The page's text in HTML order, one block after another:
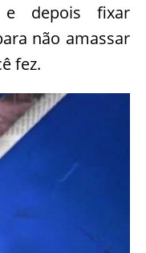
e depois fixar
não amassar
fez.